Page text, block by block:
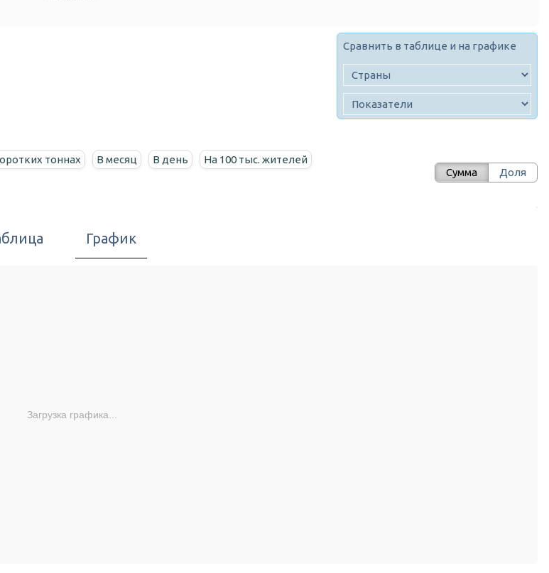
Сравнить в таблице и на графике
тоннах В месяц В день
На 100 тыс. жителей
Сумма Доля
График
Загрузка графика...